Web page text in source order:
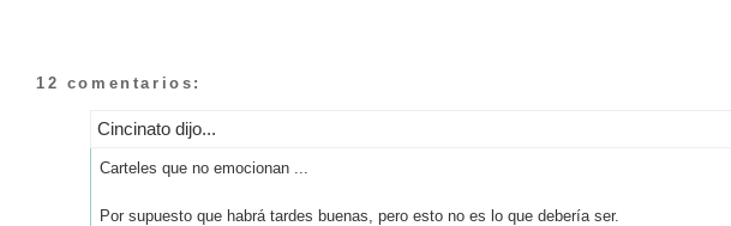
12 comentarios:
Cincinato dijo...
Carteles que no emocionan ...
Por supuesto que habrá tardes buenas, pero esto no es lo que debería ser.